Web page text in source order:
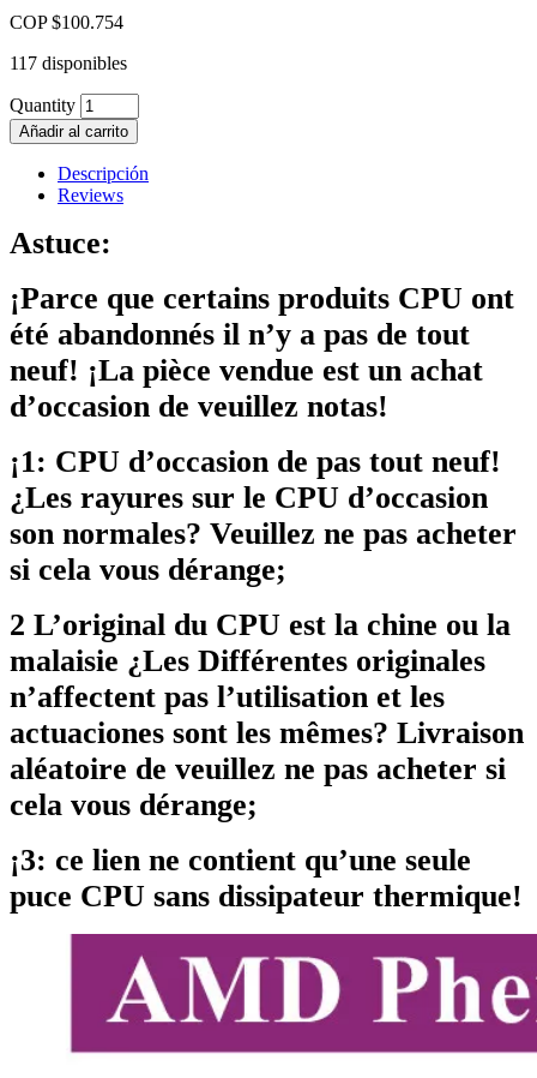
COP $100.754
117 disponibles
Quantity
Añadir al carrito
Descripción
Reviews
Astuce:
¡Parce que certains produits CPU ont
été abandonnés il n’y a pas de tout
neuf! ¡La pièce vendue est un achat
d’occasion de veuillez notas!
¡1: CPU d’occasion de pas tout neuf!
¿Les rayures sur le CPU d’occasion
son normales? Veuillez ne pas acheter
si cela vous dérange;
2 L’original du CPU est la chine ou la
malaisie ¿Les Différentes originales
n’affectent pas l’utilisation et les
actuaciones sont les mêmes? Livraison
aléatoire de veuillez ne pas acheter si
cela vous dérange;
¡3: ce lien ne contient qu’une seule
puce CPU sans dissipateur thermique!